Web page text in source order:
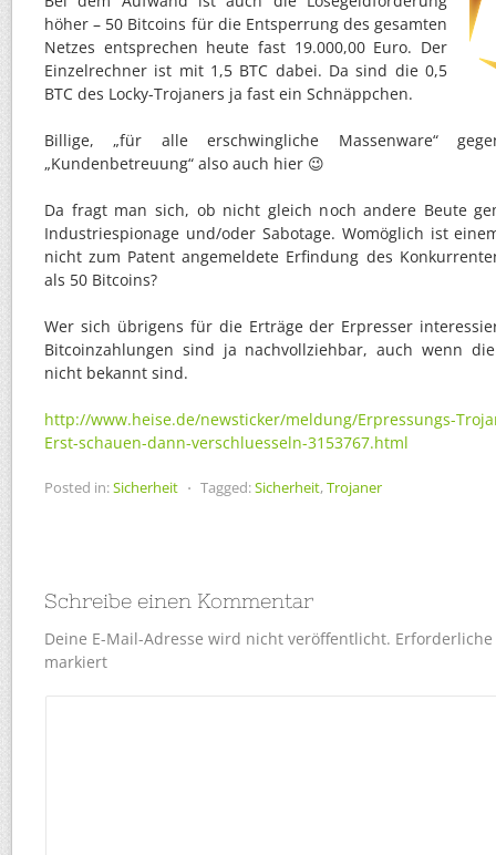
höher – 50 Bitcoins für die Entsperrung des gesamten
Netzes entsprechen heute fast 19.000,00 Euro. Der
Einzelrechner ist mit 1,5 BTC dabei. Da sind die 0,5
BTC des Locky-Trojaners ja fast ein Schnäppchen.
Billige, „für alle erschwingliche Massenware“
„Kundenbetreuung“ also auch hier 😉
Da fragt man sich, ob nicht gleich noch andere Beute
Industriespionage und/oder Sabotage. Womöglich ist
nicht zum Patent angemeldete Erfindung des
als 50 Bitcoins?
Wer sich übrigens für die Erträge der Erpresser
Bitcoinzahlungen sind ja nachvollziehbar, auch wenn
nicht bekannt sind.
http://www.heise.de/newsticker/meldung/Erpressungs-
Erst-schauen-dann-verschluesseln-3153767.html
Posted in:Sicherheit ⋅ Tagged:Sicherheit,Trojaner
Schreibe einen Kommentar
Deine E-Mail-Adresse wird nicht veröffentlicht.
markiert